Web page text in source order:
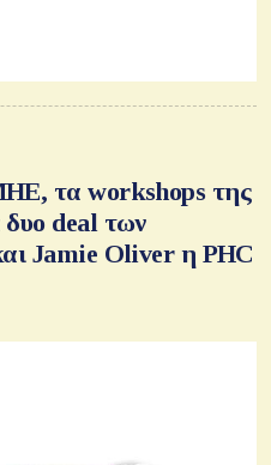
τα workshops της
deal των
Jamie Oliver η PHC